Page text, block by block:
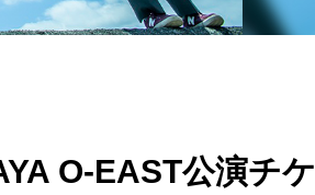
O-EAST公演チケ